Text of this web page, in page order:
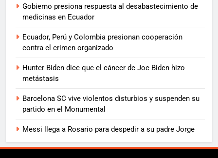
Gobierno presiona respuesta al desabastecimiento de
medicinas en Ecuador
Ecuador, Perú y Colombia presionan cooperación
contra el crimen organizado
Hunter Biden dice que el cáncer de Joe Biden hizo
metástasis
Barcelona SC vive violentos disturbios y suspenden su
partido en el Monumental
Messi llega a Rosario para despedir a su padre Jorge